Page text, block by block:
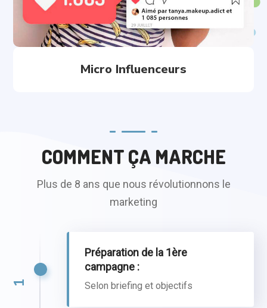
Micro Influenceurs
COMMENT ÇA MARCHE
Plus de 8 ans que nous révolutionnons le
marketing
1
Préparation de la 1ère
campagne :
Selon briefing et objectifs